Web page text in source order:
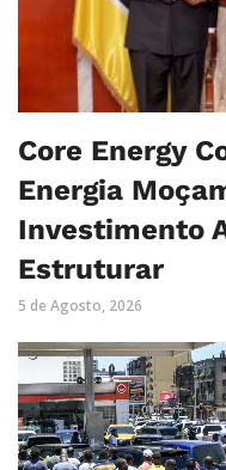
Core Energy
Energia
Investimento
Estruturar
5 de Agosto, 2026